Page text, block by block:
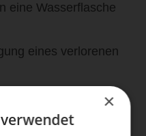
eine Wasserflasche
eines verlorenen
Werkzeug
enthalten
×